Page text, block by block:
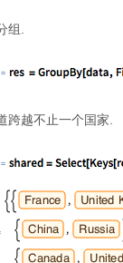
组.
跨越不止一个国家.